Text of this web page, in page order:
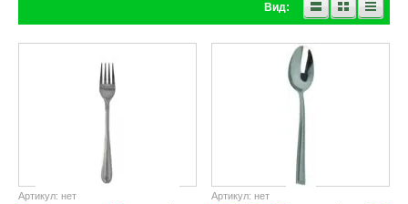
Вид:
Артикул: нет Артикул: нет